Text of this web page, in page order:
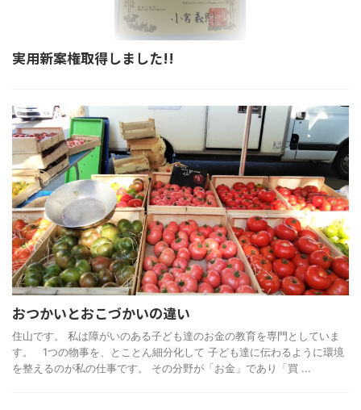
実用新案権取得しました!!
おつかいとおこづかいの違い
住山です。 私は障がいのある子ども達のお金の教育を専門としていま
す。 1つの物事を、とことん細分化して 子ども達に伝わるように環境
を整えるのが私の仕事です。 その分野が「お金」であり「買 ...